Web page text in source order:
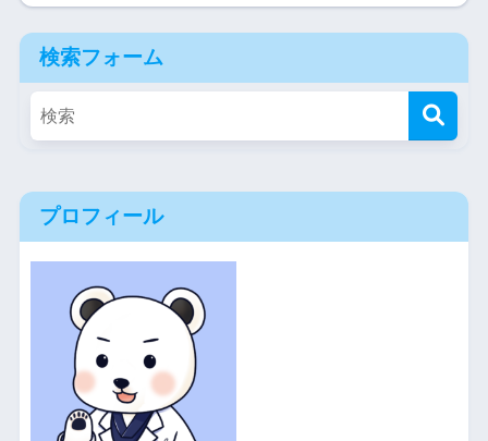
検索フォーム
プロフィール